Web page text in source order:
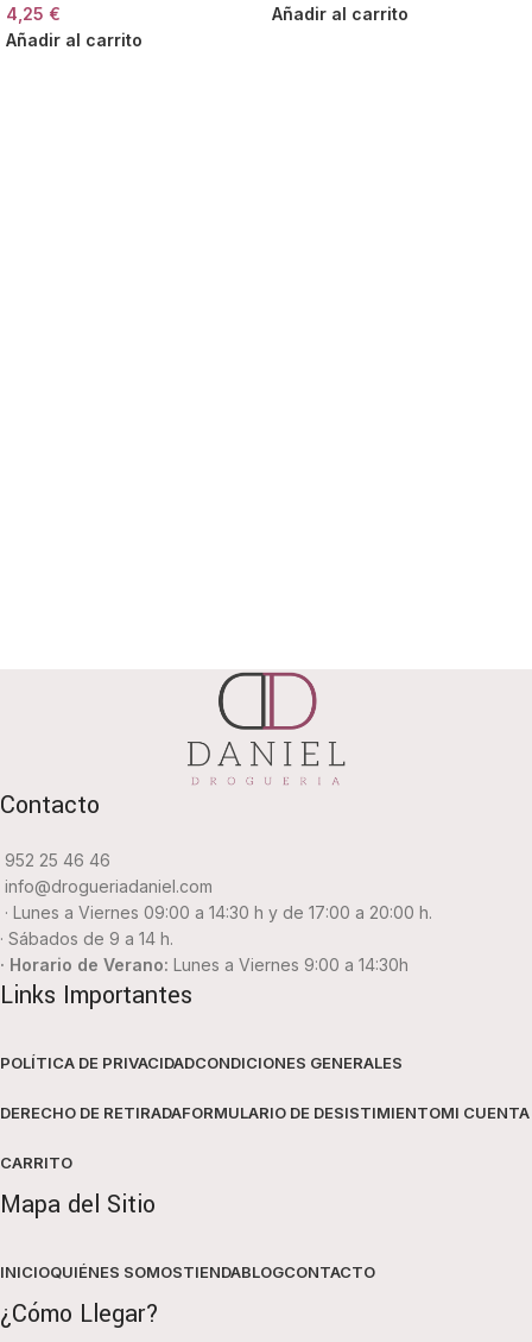
4,25 €
Añadir al carrito
Añadir al carrito
Contacto
952 25 46 46
info@drogueriadaniel.com
· Lunes a Viernes 09:00 a 14:30 h y de 17:00 a 20:00 h.
· Sábados de 9 a 14 h.
· Horario de Verano: Lunes a Viernes 9:00 a 14:30h
Links Importantes
POLÍTICA DE PRIVACIDADCONDICIONES GENERALES
DERECHO DE RETIRADAFORMULARIO DE DESISTIMIENTOMI CUENTA
CARRITO
Mapa del Sitio
INICIOQUIÉNES SOMOSTIENDABLOGCONTACTO
¿Cómo Llegar?